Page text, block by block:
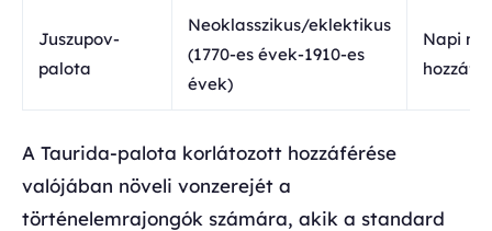
Juszupov-
palota
Neoklasszikus/eklektikus
(1770-es évek-1910-es
évek)
Napi
A Taurida-palota korlátozott hozzáférése
valójában növeli vonzerejét a
történelemrajongók számára, akik a standard